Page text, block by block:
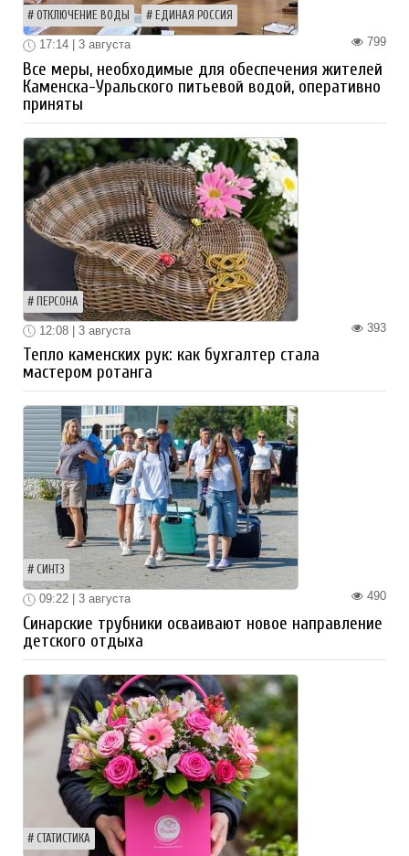
ОТКЛЮЧЕНИЕ ВОДЫ ЕДИНАЯ РОССИЯ
799
17:14 | 3 августа
Все меры, необходимые для обеспечения жителей
Каменска-Уральского питьевой водой, оперативно
приняты
ПЕРСОНА
393
12:08 | 3 августа
Тепло каменских рук: как бухгалтер стала
мастером ротанга
СИНТЗ
490
09:22 | 3 августа
Синарские трубники осваивают новое направление
детского отдыха
СТАТИСТИКА